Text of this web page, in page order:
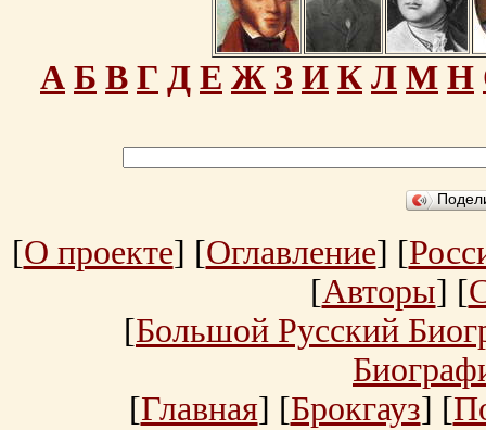
А Б В Г Д Е Ж З И К Л М Н
[О проекте] [Оглавление] [
[Авторы] [
[Большой Русский
[Главная] [Брокгауз] [